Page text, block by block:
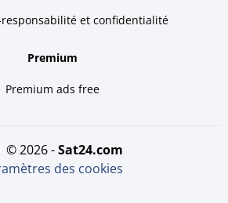
et confidentialité
Premium
Premium ads free
© 2026 - sat24.com
des cookies